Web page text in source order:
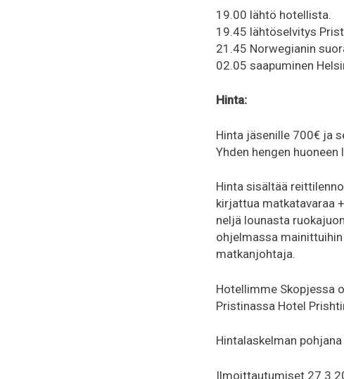
19.00 lähtö hotellista.
19.45 lähtöselvitys
21.45 Norwegianin
02.05 saapuminen
Hinta:
Hinta jäsenille 700€ ja
Yhden hengen
Hinta sisältää
kirjattua matkatavaraa
neljä lounasta
ohjelmassa
matkanjohtaja.
Hotellimme Skopjessa
Pristinassa Hotel
Hintalaskelman
Ilmoittautumiset